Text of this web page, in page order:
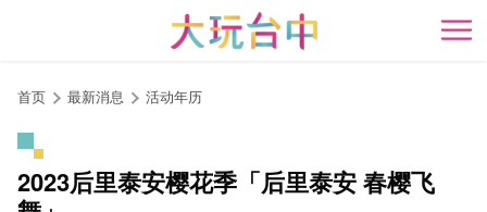
开
首页 最新消息 活动年历
2023后里泰安樱花季「后里泰安 春樱飞